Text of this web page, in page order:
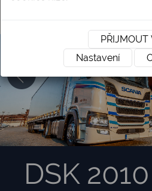
Previous
DSK 2010
PŘIJMOUT
Nastavení